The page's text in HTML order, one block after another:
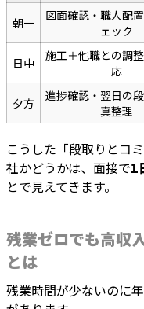
朝一
図面確認・職人配
ェック
日中
施工＋他職との調
応
夕方
進捗確認・翌日の
真整理
こうした「段取りとコ
社かどうかは、面接で1
とで見えてきます。
残業ゼロでも高収
とは
残業時間が少ないのに